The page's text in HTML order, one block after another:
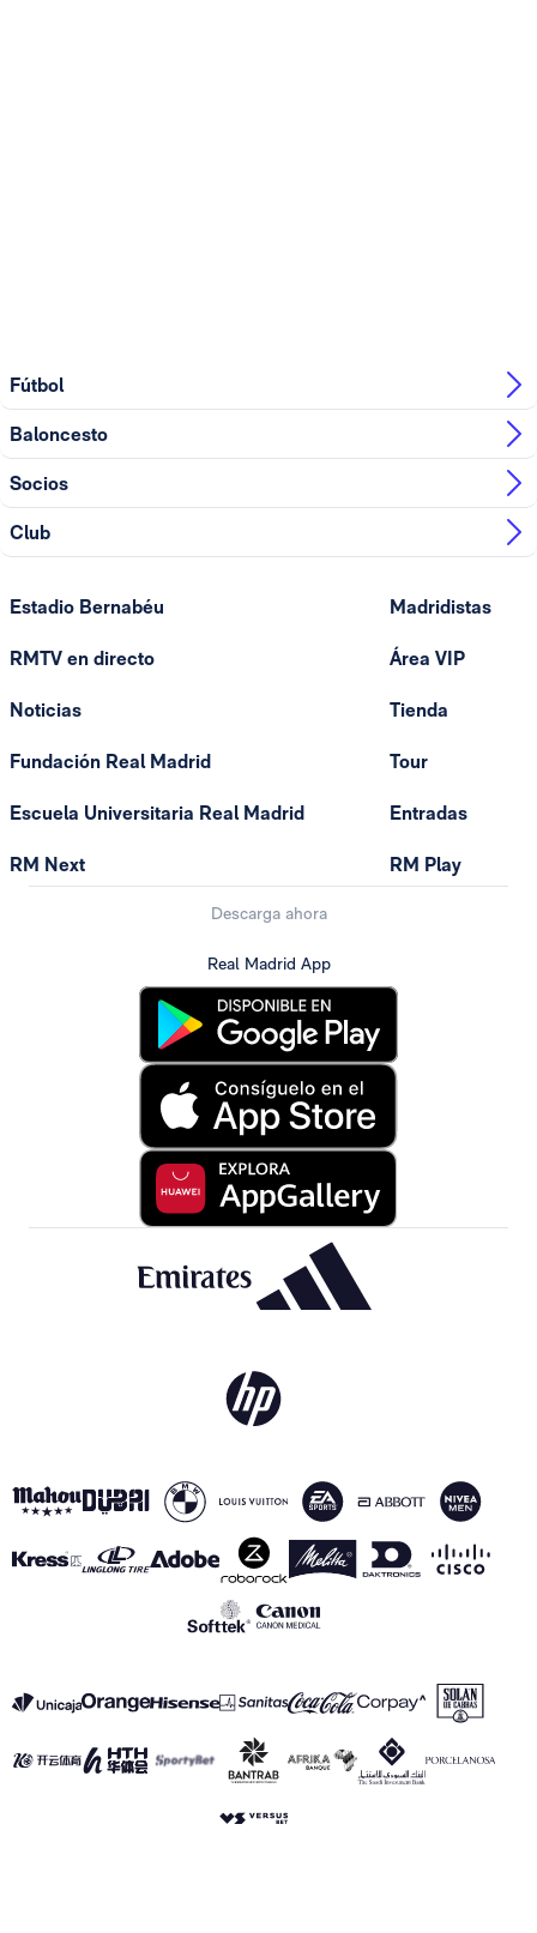
Fútbol
Baloncesto
Socios
Club
Estadio Bernabéu
RMTV en directo
Noticias
Fundación Real Madrid
Escuela Universitaria Real Madrid
RM Next
Madridistas
Área VIP
Tienda
Tour
Entradas
RM Play
Descarga ahora
Real Madrid App